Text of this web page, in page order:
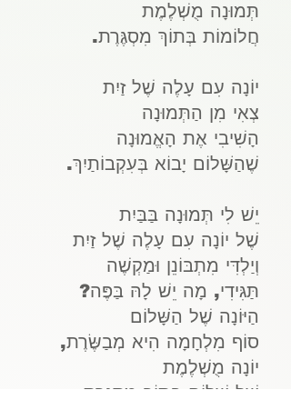
תְּמוּנָה מֻשְׁלֶמֶת
חֲלוֹמוֹת בְּתוֹךְ מִסְגֶּרֶת.
יוֹנָה עִם עָלֶה שֶׁל זַיִת
צְאִי מִן הַתְּמוּנָה
הָשִׁיבִי אֶת הָאֱמוּנָה
שֶׁהַשָּׁלוֹם יָבוֹא בְּעִקְבוֹתַיִךְ.
יֵשׁ לִי תְּמוּנָה בַּבַּיִת
שֶׁל יוֹנָה עִם עָלֶה שֶׁל זַיִת
וְיַלְדִּי מִתְבּוֹנֵן וּמַקְשֶׁה
תַּגִּידִי, מָה יֵשׁ לָהּ בַּפֶּה?
הַיּוֹנָה שֶׁל הַשָּׁלוֹם
סוֹף מִלְחָמָה הִיא מְבַשֶּׂרֶת,
יוֹנָה מֻשְׁלֶמֶת
שֶׁל שָׁלוֹם בְּתוֹךְ מִסְגֶּרֶת.